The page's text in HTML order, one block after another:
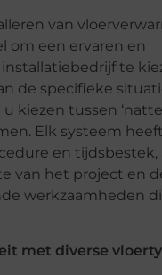
van
om een ervaren en
te
de specifieke
kiezen tussen
Elk systeem
en tijdsbestek,
van het project en
werkzaamheden
met diverse